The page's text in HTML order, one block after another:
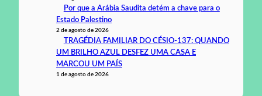
Por que a Arábia Saudita detém a chave para o
Estado Palestino
2 de agosto de 2026
TRAGÉDIA FAMILIAR DO CÉSIO-137: QUANDO
UM BRILHO AZUL DESFEZ UMA CASA E
MARCOU UM PAÍS
1 de agosto de 2026